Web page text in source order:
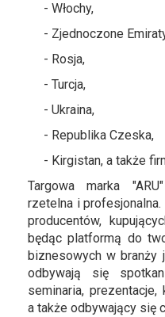
- Włochy,
- Zjednoczone
- Rosja,
- Turcja,
- Ukraina,
- Republika Czeska,
- Kirgistan, a także
Targowa marka
rzetelna i
producentów,
będąc platformą do
biznesowych w branży
odbywają się
seminaria,
a także odbywający się